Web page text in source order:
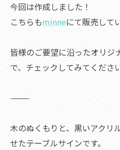
今回は作成しました！
こちらもminneにて販売して
皆様のご要望に沿ったオリジ
で、チェックしてみてくだ
⸻
木のぬくもりと、黒いアクリ
せたテーブルサインです。